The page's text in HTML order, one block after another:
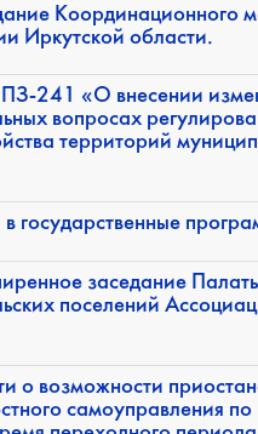
Координационного
Иркутской области.
241 «О внесении
вопросах
территорий
государственные
заседание
поселений
о возможности
самоуправления